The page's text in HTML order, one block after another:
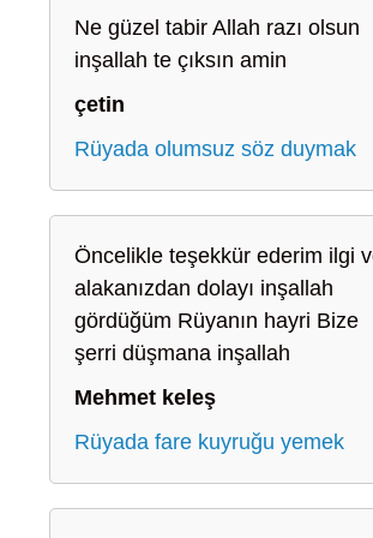
Ne güzel tabir Allah razı olsun
inşallah te çıksın amin
çetin
Rüyada olumsuz söz duymak
Öncelikle teşekkür ederim ilgi
alakanızdan dolayı inşallah
gördüğüm Rüyanın hayri Bize
şerri düşmana inşallah
Mehmet keleş
Rüyada fare kuyruğu yemek